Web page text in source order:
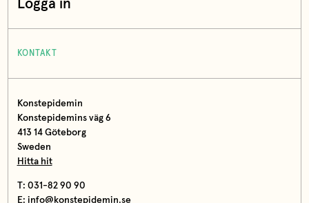
Logga in
KONTAKT
Konstepidemin
Konstepidemins väg 6
413 14 Göteborg
Sweden
Hitta hit
T: 031-82 90 90
E: info@konstepidemin.se